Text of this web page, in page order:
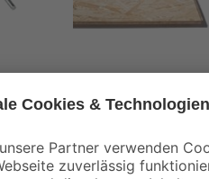
OSB3-Verlegeplatte
'Cityboard'